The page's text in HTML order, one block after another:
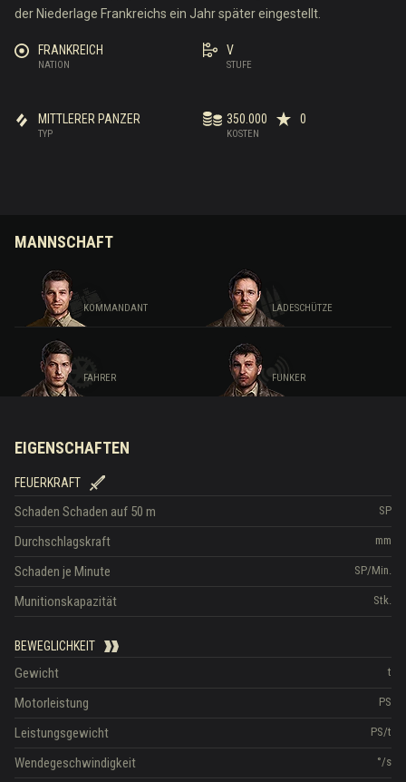
der Niederlage Frankreichs ein Jahr später eingestellt.
NATION
FRANKREICH
STUFE
V
TYP
MITTLERER PANZER
KOSTEN
350.000 0
MANNSCHAFT
KOMMANDANT LADESCHÜTZE
FAHRER FUNKER
EIGENSCHAFTEN
FEUERKRAFT
SP
Schaden Schaden auf 50 m
mm
Durchschlagskraft
SP/Min.
Schaden je Minute
Stk.
Munitionskapazität
BEWEGLICHKEIT
t
Gewicht
PS
Motorleistung
PS/t
Leistungsgewicht
°/s
Wendegeschwindigkeit